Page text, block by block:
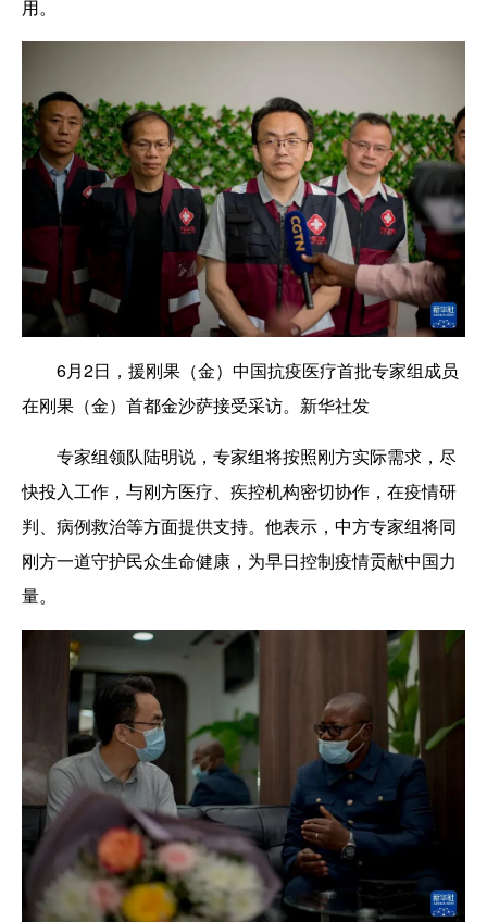
用。
6月2日，援刚果（金）中国抗疫医疗首批专家组成员
在刚果（金）首都金沙萨接受采访。新华社发
专家组领队陆明说，专家组将按照刚方实际需求，尽
快投入工作，与刚方医疗、疾控机构密切协作，在疫情研
判、病例救治等方面提供支持。他表示，中方专家组将同
刚方一道守护民众生命健康，为早日控制疫情贡献中国力
量。